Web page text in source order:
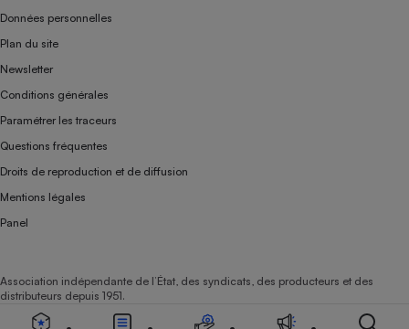
Données personnelles
Plan du site
Newsletter
Conditions générales
Paramétrer les traceurs
Questions fréquentes
Droits de reproduction et de diffusion
Mentions légales
Panel
Association indépendante de l’État, des syndicats, des producteurs et des
distributeurs depuis 1951.